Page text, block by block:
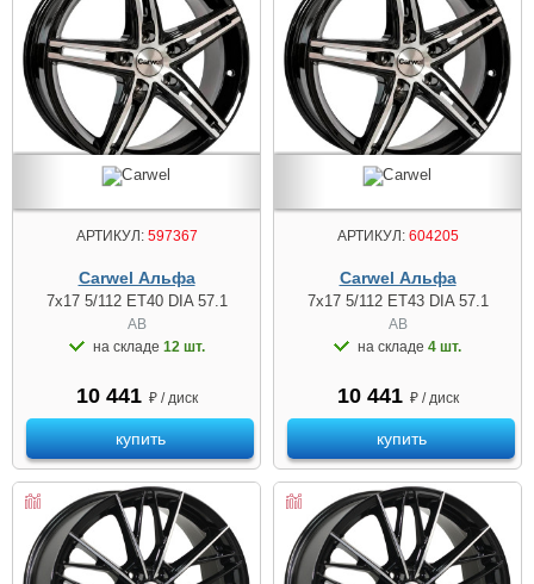
АРТИКУЛ:597367
Carwel Альфа
7x17 5/112 ET40 DIA 57.1
AB
на складе 12 шт.
10 441 ₽ / диск
купить
АРТИКУЛ:604205
Carwel Альфа
7x17 5/112 ET43 DIA 57.1
AB
на складе 4 шт.
10 441 ₽ / диск
купить